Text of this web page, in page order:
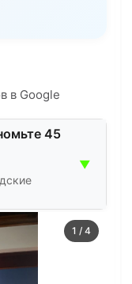
в Google
45
▼
1 / 4